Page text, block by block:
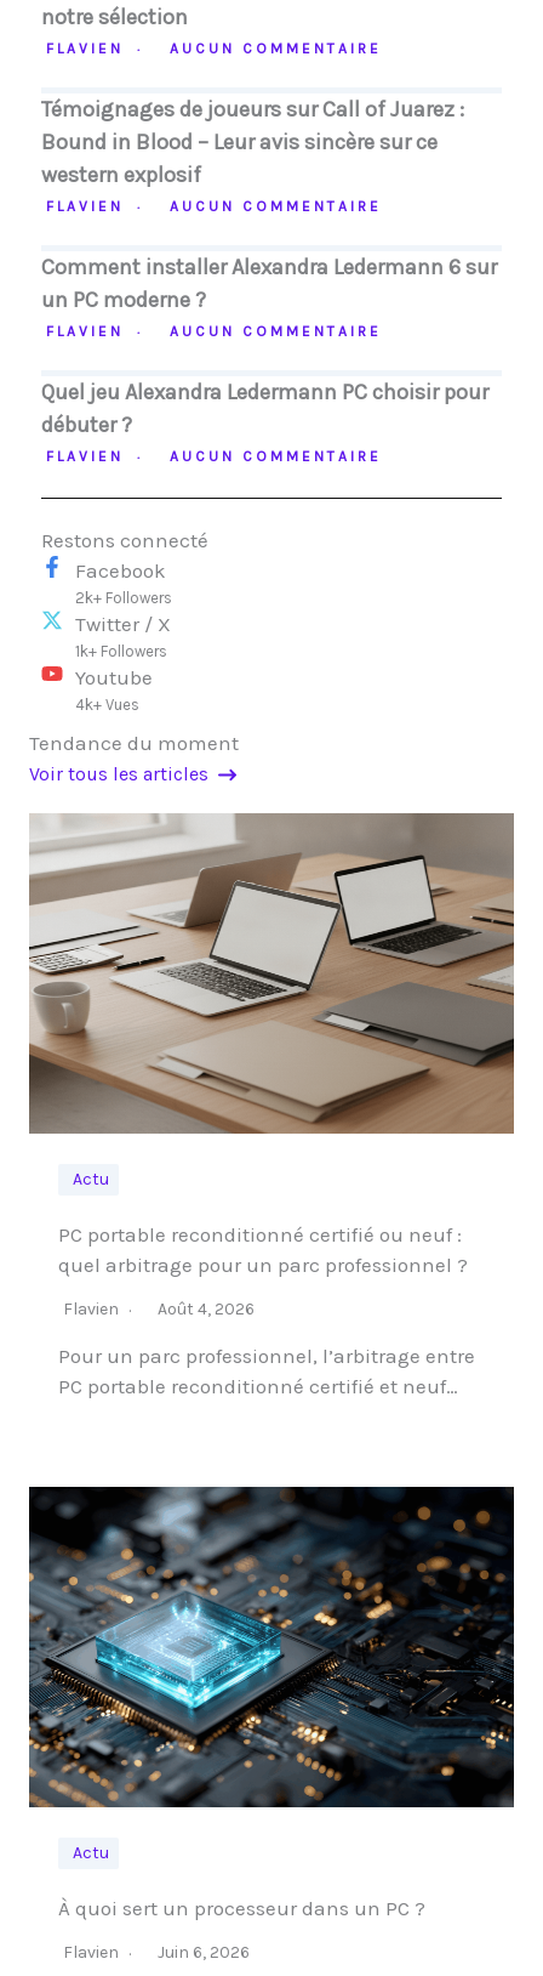
notre sélection
FLAVIEN AUCUN COMMENTAIRE
Témoignages de joueurs sur Call of Juarez :
Bound in Blood – Leur avis sincère sur ce
western explosif
FLAVIEN AUCUN COMMENTAIRE
Comment installer Alexandra Ledermann 6 sur
un PC moderne ?
FLAVIEN AUCUN COMMENTAIRE
Quel jeu Alexandra Ledermann PC choisir pour
débuter ?
FLAVIEN AUCUN COMMENTAIRE
Restons connecté
Facebook
2k+ Followers
Twitter / X
1k+ Followers
Youtube
4k+ Vues
Tendance du moment
Voir tous les articles
Actu
PC portable reconditionné certifié ou neuf :
quel arbitrage pour un parc professionnel ?
Flavien Août 4, 2026
Pour un parc professionnel, l’arbitrage entre
PC portable reconditionné certifié et neuf…
Actu
À quoi sert un processeur dans un PC ?
Flavien Juin 6, 2026